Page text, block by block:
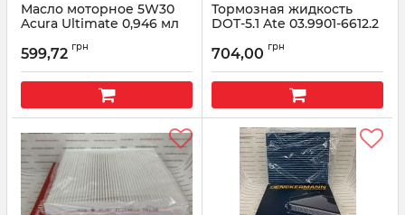
Масло моторное 5W30
Acura Ultimate 0,946 мл
Артикул: 087989143
599,72 грн
Тормозная жидкость
DOT-5.1 Ate 03.9901-6612.2
Артикул: 03990166122
704,00 грн